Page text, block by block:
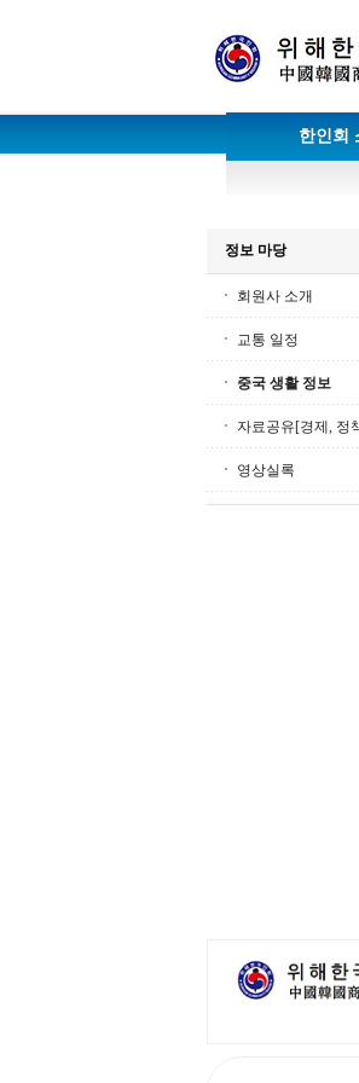
한인회
정보 마당
회원사 소개
교통 일정
중국 생활 정보
자료공유[경제, 정
영상실록